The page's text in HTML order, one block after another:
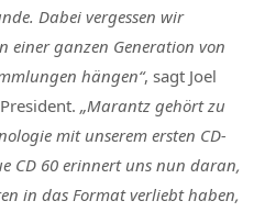
Dabei vergessen wir
einer ganzen Generation von
hängen“, sagt Joel
„Marantz gehört zu
mit unserem ersten CD-
CD 60 erinnert uns nun daran,
in das Format verliebt haben,